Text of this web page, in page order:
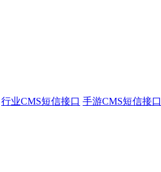
行业CMS短信接口 手游CMS短信接口